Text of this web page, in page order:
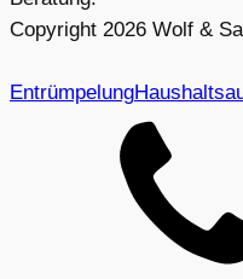
Copyright 2026 Wolf &
Entrümpelung